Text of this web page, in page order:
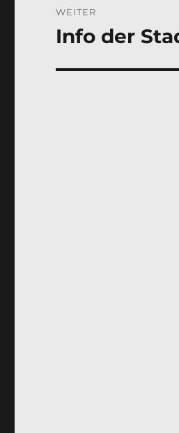
WEITER
Nächster
Info der